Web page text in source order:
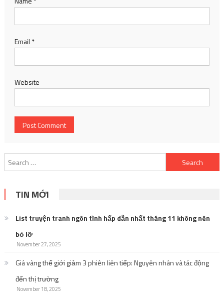
Email *
Website
Search
for:
TIN MỚI
List truyện tranh ngôn tình hấp dẫn nhất tháng 11 không nên
bỏ lỡ
November 27, 2025
Giá vàng thế giới giảm 3 phiên liên tiếp: Nguyên nhân và tác động
đến thị trường
November 18, 2025